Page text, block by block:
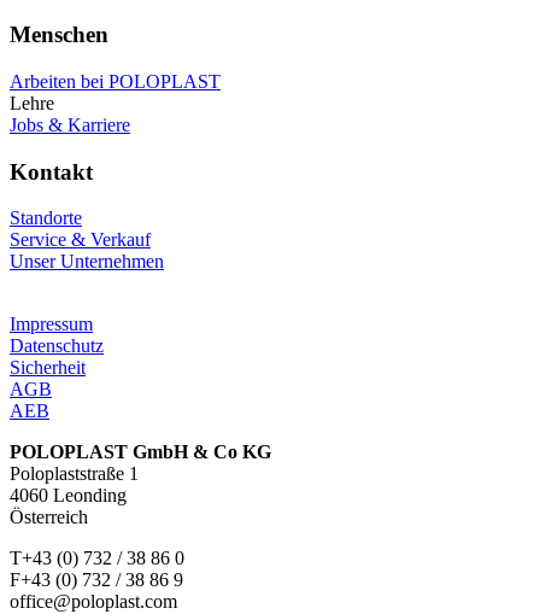
Menschen
Arbeiten bei POLOPLAST
Lehre
Jobs & Karriere
Kontakt
Standorte
Service & Verkauf
Unser Unternehmen
Impressum
Datenschutz
Sicherheit
AGB
AEB
POLOPLAST GmbH & Co KG
Poloplaststraße 1
4060 Leonding
Österreich
T+43 (0) 732 / 38 86 0
F+43 (0) 732 / 38 86 9
office@poloplast.com